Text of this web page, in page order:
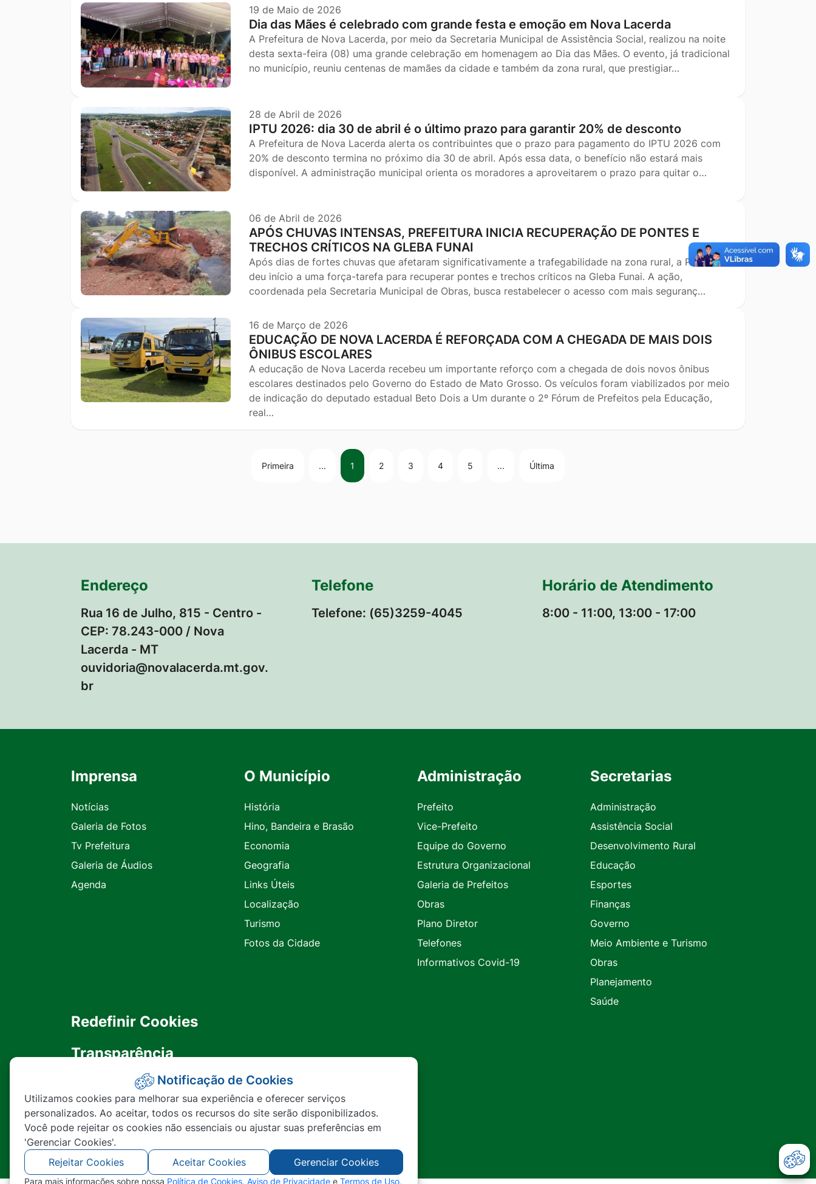
19 de Maio de 2026
Dia das Mães é celebrado com grande festa e emoção em Nova Lacerda
A Prefeitura de Nova Lacerda, por meio da Secretaria Municipal de Assistência Social, realizou na noite
desta sexta-feira (08) uma grande celebração em homenagem ao Dia das Mães. O evento, já tradicional
no município, reuniu centenas de mamães da cidade e também da zona rural, que prestigiar…
28 de Abril de 2026
IPTU 2026: dia 30 de abril é o último prazo para garantir 20% de desconto
A Prefeitura de Nova Lacerda alerta os contribuintes que o prazo para pagamento do IPTU 2026 com
20% de desconto termina no próximo dia 30 de abril. Após essa data, o benefício não estará mais
disponível. A administração municipal orienta os moradores a aproveitarem o prazo para quitar o…
06 de Abril de 2026
APÓS CHUVAS INTENSAS, PREFEITURA INICIA RECUPERAÇÃO DE PONTES E
TRECHOS CRÍTICOS NA GLEBA FUNAI
Após dias de fortes chuvas que afetaram significativamente a trafegabilidade na zona rural, a Prefeitura
deu início a uma força-tarefa para recuperar pontes e trechos críticos na Gleba Funai. A ação,
coordenada pela Secretaria Municipal de Obras, busca restabelecer o acesso com mais seguranç…
16 de Março de 2026
EDUCAÇÃO DE NOVA LACERDA É REFORÇADA COM A CHEGADA DE MAIS DOIS
ÔNIBUS ESCOLARES
A educação de Nova Lacerda recebeu um importante reforço com a chegada de dois novos ônibus
escolares destinados pelo Governo do Estado de Mato Grosso. Os veículos foram viabilizados por meio
de indicação do deputado estadual Beto Dois a Um durante o 2º Fórum de Prefeitos pela Educação,
real…
Primeira ... 1 2 3 4 5 ... Última
Endereço
Rua 16 de Julho, 815 - Centro -
CEP: 78.243-000 / Nova
Lacerda - MT
ouvidoria@novalacerda.mt.gov.
br
Telefone
Telefone: (65)3259-4045
Horário de Atendimento
8:00 - 11:00, 13:00 - 17:00
Seção do Rodapé e Contato
Imprensa
Notícias
Galeria de Fotos
Tv Prefeitura
Galeria de Áudios
Agenda
O Município
História
Hino, Bandeira e Brasão
Economia
Geografia
Links Úteis
Localização
Turismo
Fotos da Cidade
Administração
Prefeito
Vice-Prefeito
Equipe do Governo
Estrutura Organizacional
Galeria de Prefeitos
Obras
Plano Diretor
Telefones
Informativos Covid-19
Secretarias
Administração
Assistência Social
Desenvolvimento Rural
Educação
Esportes
Finanças
Governo
Meio Ambiente e Turismo
Obras
Planejamento
Saúde
Redefinir Cookies
Transparência
Ouvidoria
SIC
Notificação de Cookies
Utilizamos cookies para melhorar sua experiência e oferecer serviços
personalizados. Ao aceitar, todos os recursos do site serão disponibilizados.
Você pode rejeitar os cookies não essenciais ou ajustar suas preferências em
'Gerenciar Cookies'.
Rejeitar Cookies
Aceitar Cookies Gerenciar Cookies
Para mais informações sobre nossa Política de Cookies, Aviso de Privacidade e Termos de Uso,